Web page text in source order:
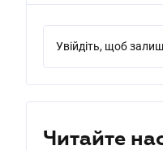
Увійдіть, щоб
Читайте